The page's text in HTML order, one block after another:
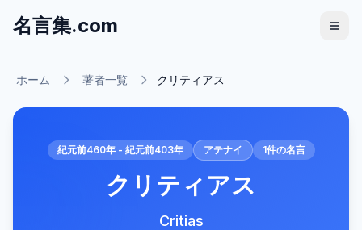
名言集.com
ホーム 著者一覧 クリティアス
紀元前460年 - 紀元前403年 アテナイ 1件の名言
クリティアス
Critias